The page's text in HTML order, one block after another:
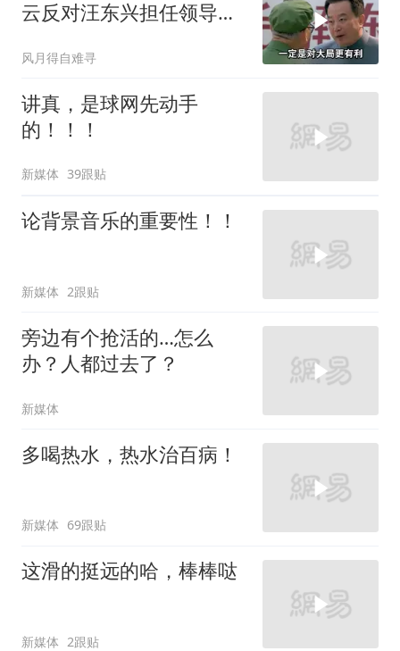
云反对汪东兴担任领导职
风月得自难寻
讲真，是球网先动手
的！！！
新媒体 39跟贴
论背景音乐的重要性！！
新媒体 2跟贴
旁边有个抢活的…怎么
办？人都过去了？
新媒体
多喝热水，热水治百病！
新媒体 69跟贴
这滑的挺远的哈，棒棒哒
新媒体 2跟贴